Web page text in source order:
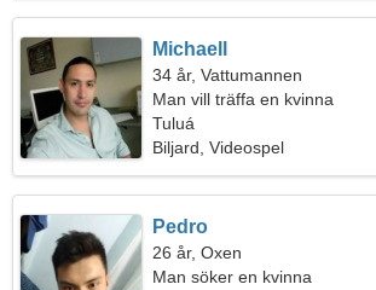
Michaell
34 år, Vattumannen
Man vill träffa en kvinna
Tuluá
Biljard, Videospel
Pedro
26 år, Oxen
Man söker en kvinna